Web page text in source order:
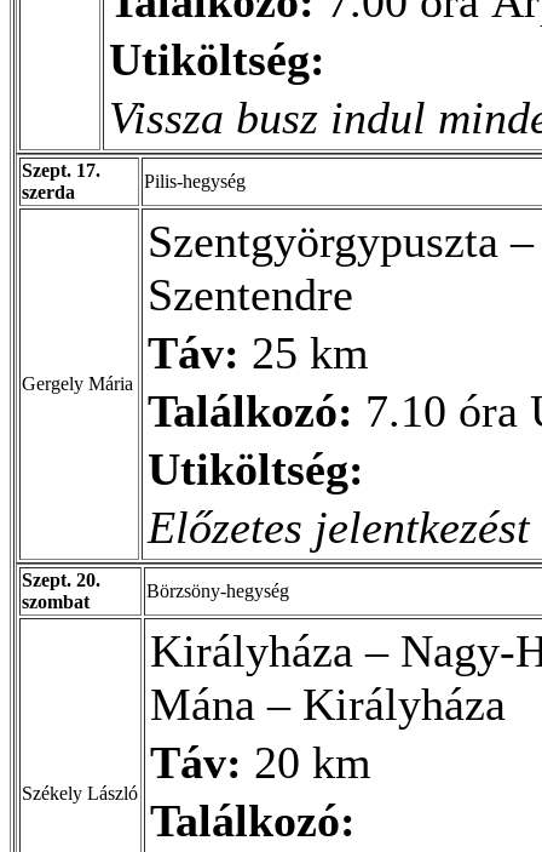
Utiköltség:
Vissza busz indul
Szept. 17.
szerda
Pilis-hegység
Gergely Mária
Szentgyörgypuszta
Szentendre
Táv: 25 km
Találkozó: 7.10 óra
Utiköltség:
Előzetes
Szept. 20.
szombat
Börzsöny-hegység
Székely László
Királyháza – Nagy-
Mána – Királyháza
Táv: 20 km
Találkozó: